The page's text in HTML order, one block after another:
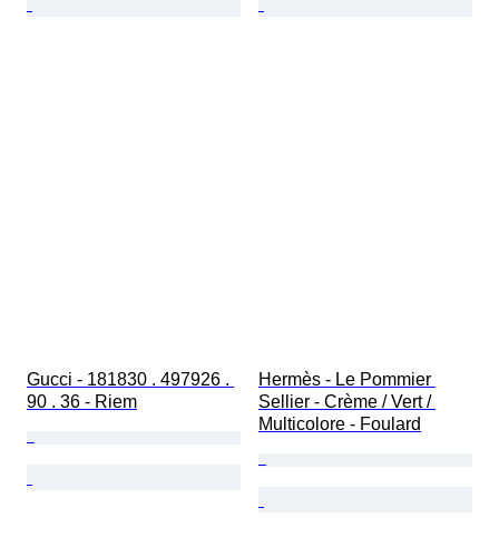
Gucci - 181830 . 497926 .
90 . 36 - Riem
Hermès - Le Pommier
Sellier - Crème / Vert /
Multicolore - Foulard